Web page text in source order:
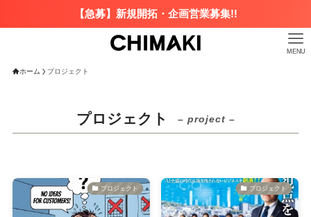
【急募】新規開拓・企画営業募集!!
MENU
ホーム プロジェクト
プロジェクト – project –
プロジェクト プロジェクト